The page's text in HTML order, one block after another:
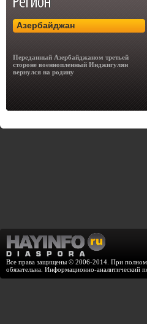
Азербайджан
Переданный Азербайджаном третьей
стороне военнопленный Инджигулян
вернулся на родину
Все права защищены © 2006-2014. При полном
обязательна. Информационно-аналитический